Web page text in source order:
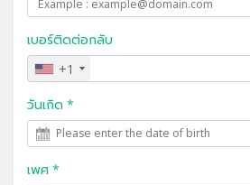
เบอร์ติดต่อกลับ
+1
วันเกิด *
เพศ *